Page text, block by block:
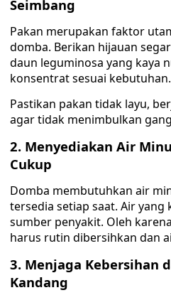
Seimbang
Pakan merupakan faktor
domba. Berikan hijauan
daun leguminosa yang kaya
konsentrat sesuai kebutuhan.
Pastikan pakan tidak layu,
agar tidak menimbulkan
2. Menyediakan Air
Cukup
Domba membutuhkan air
tersedia setiap saat. Air
sumber penyakit. Oleh
harus rutin dibersihkan dan
3. Menjaga Kebersihan
Kandang